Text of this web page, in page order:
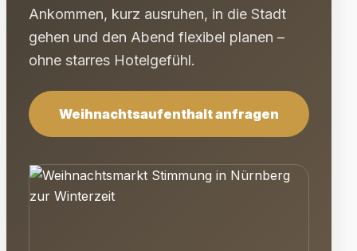
Ankommen, kurz ausruhen, in die Stadt
gehen und den Abend flexibel planen –
ohne starres Hotelgefühl.
Weihnachtsaufenthalt anfragen